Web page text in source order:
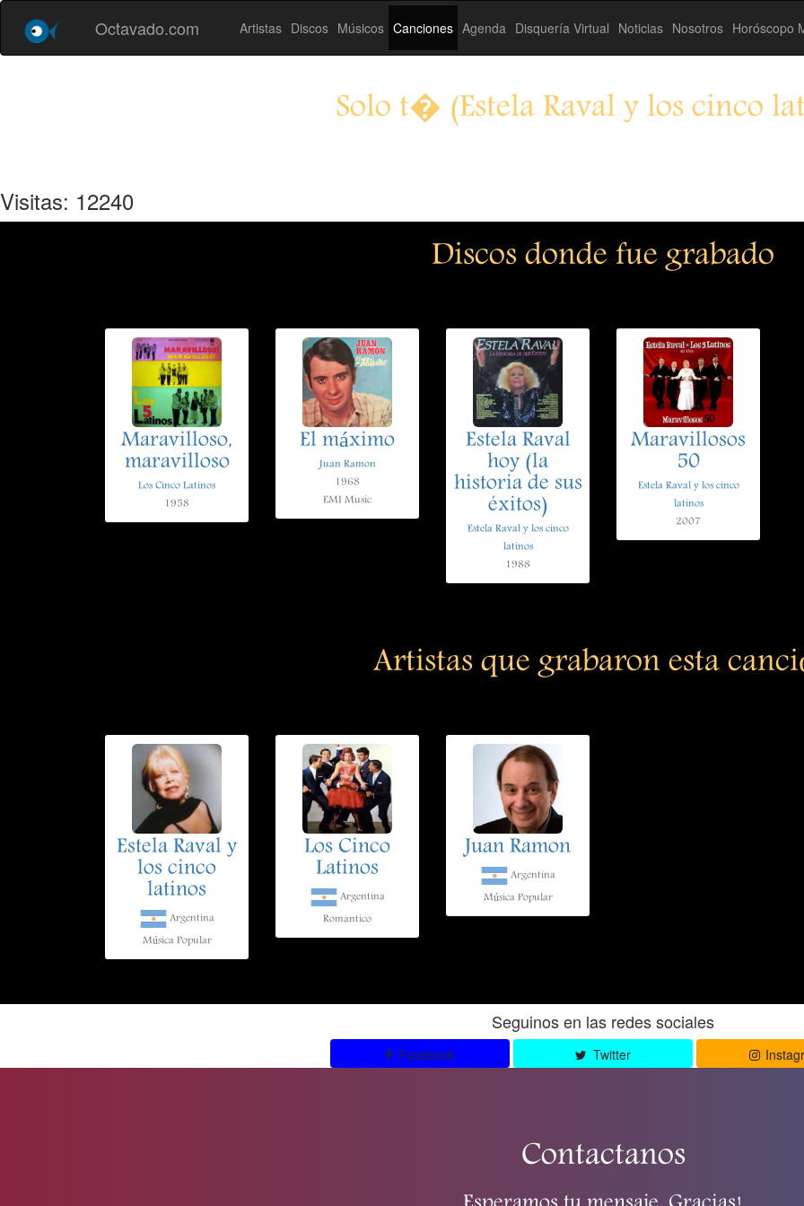
Octavado.com Artistas Discos Músicos Canciones Agenda Disquería Virtual Noticias Nosotros Horóscopo
Solo t� (Estela Raval y los cinco
Visitas: 12240
Discos donde fue grabado
Maravilloso,
maravilloso
Los Cinco Latinos
1958
El máximo
Juan Ramon
1968
EMI Music
Estela Raval
hoy (la
historia de sus
éxitos)
Estela Raval y los cinco
latinos
1988
Maravillosos
50
Estela Raval y los cinco
latinos
2007
Artistas que grabaron esta
Estela Raval y
los cinco
latinos
Argentina
Música Popular
Los Cinco
Latinos
Argentina
Romantico
Juan Ramon
Argentina
Música Popular
Seguinos en las redes sociales
Facebook Twitter
Contactanos